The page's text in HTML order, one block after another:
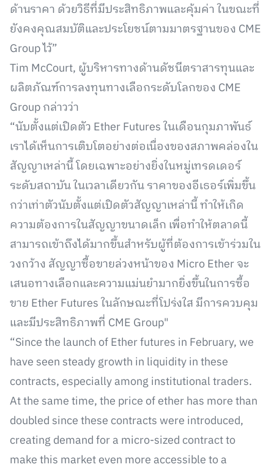
ด้านราคา ด้วยวิธีที่มีประสิทธิภาพและคุ้มค่า ในขณะที่
ยังคงคุณสมบัติและประโยชน์ตามมาตรฐานของ CME
Group ไว้”
Tim McCourt, ผู้บริหารทางด้านดัชนีตราสารทุนและ
ผลิตภัณฑ์การลงทุนทางเลือกระดับโลกของ CME
Group กล่าวว่า
“นับตั้งแต่เปิดตัว Ether Futures ในเดือนกุมภาพันธ์
เราได้เห็นการเติบโตอย่างต่อเนื่องของสภาพคล่องใน
สัญญาเหล่านี้ โดยเฉพาะอย่างยิ่งในหมู่เทรดเดอร์
ระดับสถาบัน ในเวลาเดียวกัน ราคาของอีเธอร์เพิ่มขึ้น
กว่าเท่าตัวนับตั้งแต่เปิดตัวสัญญาเหล่านี้ ทำให้เกิด
ความต้องการในสัญญาขนาดเล็ก เพื่อทำให้ตลาดนี้
สามารถเข้าถึงได้มากขึ้นสำหรับผู้ที่ต้องการเข้าร่วมใน
วงกว้าง สัญญาซื้อขายล่วงหน้าของ Micro Ether จะ
เสนอทางเลือกและความแม่นยำมากยิ่งขึ้นในการซื้อ
ขาย Ether Futures ในลักษณะที่โปร่งใส มีการควบคุม
และมีประสิทธิภาพที่ CME Group"
“Since the launch of Ether futures in February, we
have seen steady growth in liquidity in these
contracts, especially among institutional traders.
At the same time, the price of ether has more than
doubled since these contracts were introduced,
creating demand for a micro-sized contract to
make this market even more accessible to a